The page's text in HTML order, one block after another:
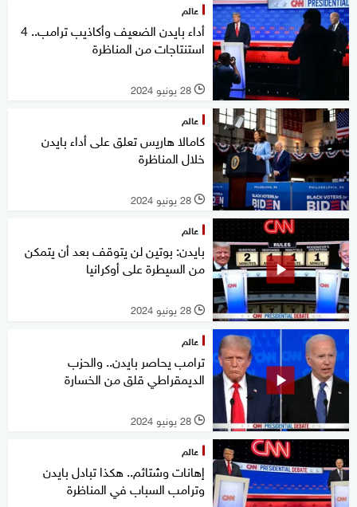
عالم
أداء بايدن الضعيف وأكاذيب ترامب.. 4
استنتاجات من المناظرة
l 28 يونيو 2024
عالم
كامالا هاريس تعلق على أداء بايدن
خلال المناظرة
l 28 يونيو 2024
عالم
بايدن: بوتين لن يتوقف بعد أن يتمكن
من السيطرة على أوكرانيا
l 28 يونيو 2024
عالم
ترامب يحاصر بايدن.. والحزب
الديمقراطي قلق من الخسارة
l 28 يونيو 2024
عالم
إهانات وشتائم.. هكذا تبادل بايدن
وترامب السباب في المناظرة